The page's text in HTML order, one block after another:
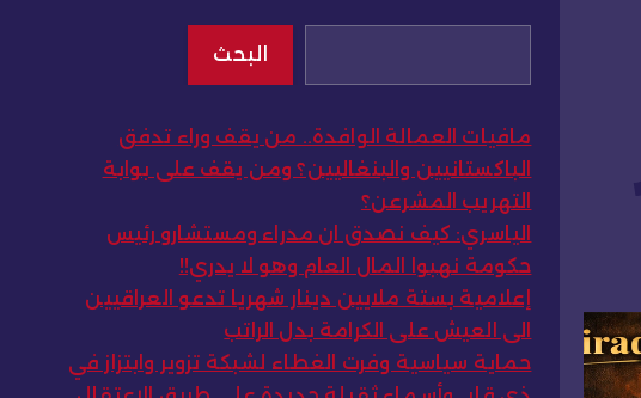
البحث
مافيات العمالة الوافدة.. من يقف وراء تدفق
الباكستانيين والبنغاليين؟ ومن يقف على بوابة
التهريب المشرعن؟
الياسري: كيف نصدق ان مدراء ومستشارو رئيس
حكومة نهبوا المال العام وهو لا يدري!!
إعلامية بستة ملايين دينار شهريا تدعو العراقيين
الى العيش على الكرامة بدل الراتب
حماية سياسية وفرت الغطاء لشبكة تزوير وابتزاز في